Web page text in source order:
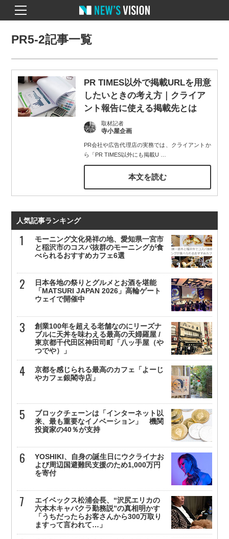
PR5-2記事一覧
PR TIMES以外で掲載URLを用意
したいときの考え方｜クライア
ント報告に使える掲載先とは
取材記者
寺小屋企画
PR会社や広告代理店の実務では、クライアントか
ら「PR TIMES以外にも掲載U
本文を読む
人気記事ランキング
モーニング文化発祥の地、愛知県一宮市
と稲沢市のコスパ抜群のモーニングが食
べられるおすすめカフェ6選
日本各地の祭りとグルメとお酒を堪能
「MATSURI JAPAN 2026」高輪ゲート
ウェイで開催中
創業100年を超える老舗なのにリーズナ
ブルに天丼を味わえる最高の天婦羅屋 /
東京都千代田区神田司町「八ッ手屋（や
つでや）」
京都を感じられる最高のカフェ「よーじ
やカフェ銀閣寺店」
ブロックチェーンは「インターネット以
来、最も重要なイノベーション」 機関
投資家の40％が支持
YOSHIKI、自身の誕生日にウクライナお
よび周辺国避難民支援のため1,000万円
を寄付
エイベックス松浦会長、“沢尻エリカの
六本木キャバクラ勤務説”の真相明かす
「うちだったらお客さんから300万取り
ますって言われて…」